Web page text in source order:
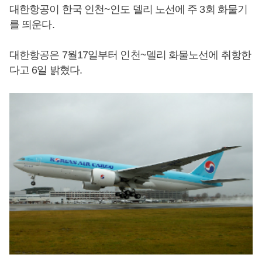
대한항공이 한국 인천~인도 델리 노선에 주 3회 화물기
를 띄운다.
대한항공은 7월17일부터 인천~델리 화물노선에 취항한
다고 6일 밝혔다.